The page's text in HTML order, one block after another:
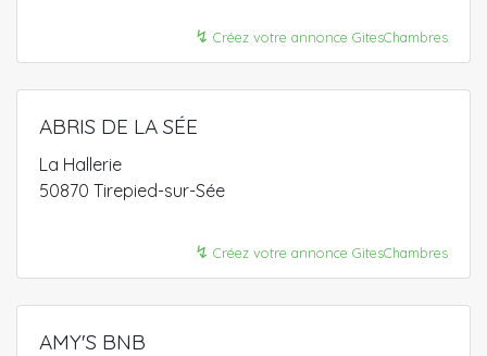
↯ Créez votre annonce GitesChambres
ABRIS DE LA SÉE
La Hallerie
50870 Tirepied-sur-Sée
↯ Créez votre annonce GitesChambres
AMY'S BNB